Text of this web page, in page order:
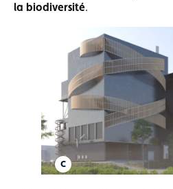
la biodiversité.